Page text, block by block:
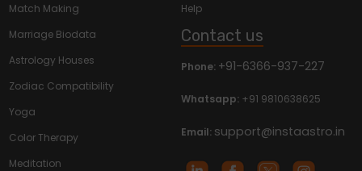
Match Making
Marriage Biodata
Astrology Houses
Zodiac Compatibility
Yoga
Color Therapy
Meditation
Help
Contact us
Phone: +91-6366-937-227
Whatsapp: +91 9810638625
Email: support@instaastro.in